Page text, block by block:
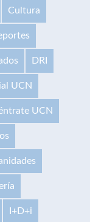
Cultura
DRI
UCN
UCN
I+D+i